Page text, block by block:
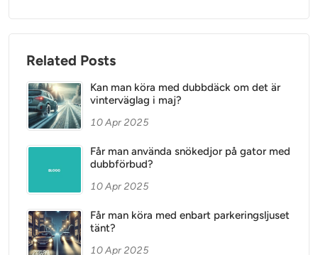
Related Posts
Kan man köra med dubbdäck om det är
vinterväglag i maj?
10 Apr 2025
Får man använda snökedjor på gator med
dubbförbud?
10 Apr 2025
Får man köra med enbart parkeringsljuset
tänt?
10 Apr 2025